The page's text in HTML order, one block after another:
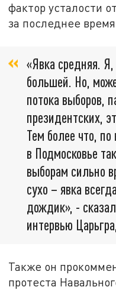
фактор усталости
за последнее
«Явка средняя.
большей. Но,
потока выборов,
президентских,
Тем более что,
в Подмосковье
выборам сильно
сухо – явка
дождик», -
интервью
Также он
протеста